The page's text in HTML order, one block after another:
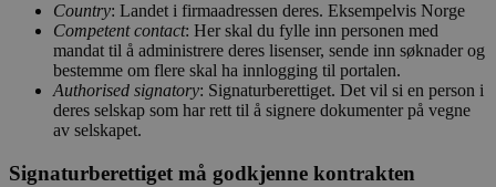
Country: Landet i firmaadressen deres. Eksempelvis Norge
Competent contact: Her skal du fylle inn personen med
mandat til å administrere deres lisenser, sende inn søknader og
bestemme om flere skal ha innlogging til portalen.
Authorised signatory: Signaturberettiget. Det vil si en person i
deres selskap som har rett til å signere dokumenter på vegne
av selskapet.
Signaturberettiget må godkjenne kontrakten